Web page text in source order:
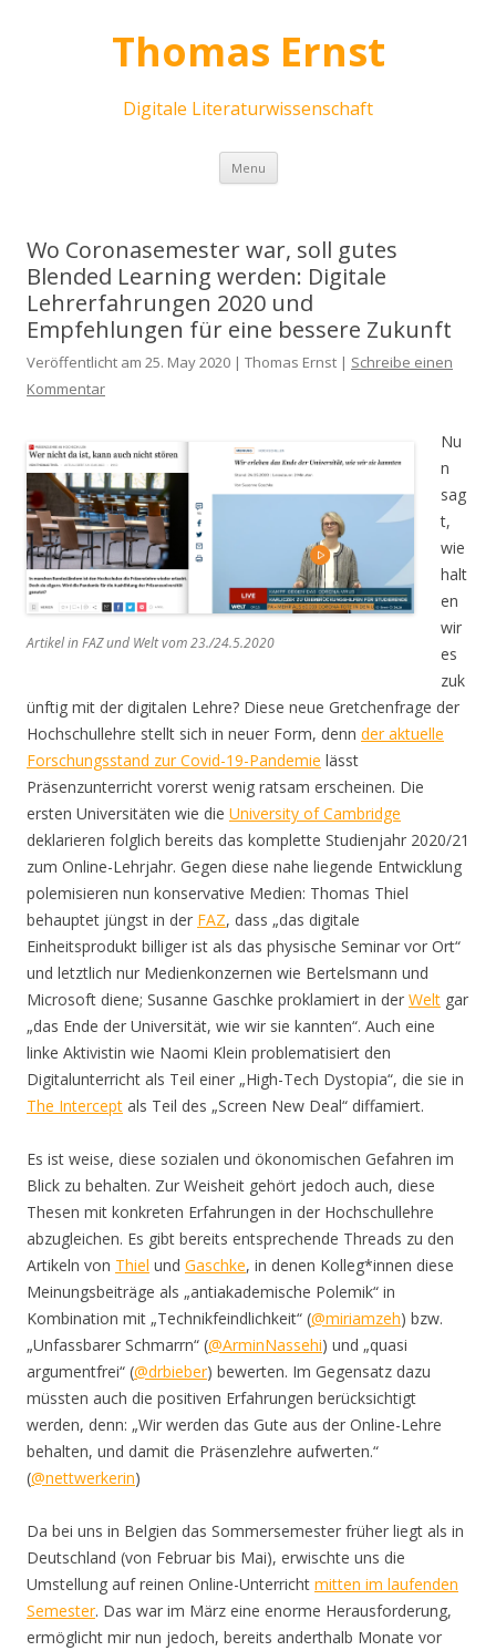
Thomas Ernst
Digitale Literaturwissenschaft
Menu Skip
content
Wo Coronasemester war, soll gutes
Blended Learning werden: Digitale
Lehrerfahrungen 2020 und
Empfehlungen für eine bessere Zukunft
Veröffentlicht am 25. May 2020 | Thomas Ernst | Schreibe einen
Kommentar
Artikel in FAZ und Welt vom 23./24.5.2020
Nu
n
sag
t,
wie
halt
en
wir
es
zuk
ünftig mit der digitalen Lehre? Diese neue Gretchenfrage der
Hochschullehre stellt sich in neuer Form, denn der aktuelle
Forschungsstand zur Covid-19-Pandemie lässt
Präsenzunterricht vorerst wenig ratsam erscheinen. Die
ersten Universitäten wie die University of Cambridge
deklarieren folglich bereits das komplette Studienjahr 2020/21
zum Online-Lehrjahr. Gegen diese nahe liegende Entwicklung
polemisieren nun konservative Medien: Thomas Thiel
behauptet jüngst in der FAZ, dass „das digitale
Einheitsprodukt billiger ist als das physische Seminar vor Ort“
und letztlich nur Medienkonzernen wie Bertelsmann und
Microsoft diene; Susanne Gaschke proklamiert in der Welt gar
„das Ende der Universität, wie wir sie kannten“. Auch eine
linke Aktivistin wie Naomi Klein problematisiert den
Digitalunterricht als Teil einer „High-Tech Dystopia“, die sie in
The Intercept als Teil des „Screen New Deal“ diffamiert.
Es ist weise, diese sozialen und ökonomischen Gefahren im
Blick zu behalten. Zur Weisheit gehört jedoch auch, diese
Thesen mit konkreten Erfahrungen in der Hochschullehre
abzugleichen. Es gibt bereits entsprechende Threads zu den
Artikeln von Thiel und Gaschke, in denen Kolleg*innen diese
Meinungsbeiträge als „antiakademische Polemik“ in
Kombination mit „Technikfeindlichkeit“ (@miriamzeh) bzw.
„Unfassbarer Schmarrn“ (@ArminNassehi) und „quasi
argumentfrei“ (@drbieber) bewerten. Im Gegensatz dazu
müssten auch die positiven Erfahrungen berücksichtigt
werden, denn: „Wir werden das Gute aus der Online-Lehre
behalten, und damit die Präsenzlehre aufwerten.“
(@nettwerkerin)
Da bei uns in Belgien das Sommersemester früher liegt als in
Deutschland (von Februar bis Mai), erwischte uns die
Umstellung auf reinen Online-Unterricht mitten im laufenden
Semester. Das war im März eine enorme Herausforderung,
ermöglicht mir nun jedoch, bereits anderthalb Monate vor